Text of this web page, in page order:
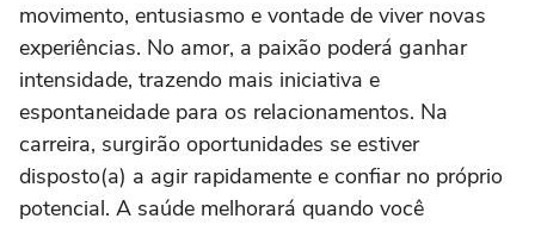
movimento, entusiasmo e vontade de viver novas
experiências. No amor, a paixão poderá ganhar
intensidade, trazendo mais iniciativa e
espontaneidade para os relacionamentos. Na
carreira, surgirão oportunidades se estiver
disposto(a) a agir rapidamente e confiar no próprio
potencial. A saúde melhorará quando você